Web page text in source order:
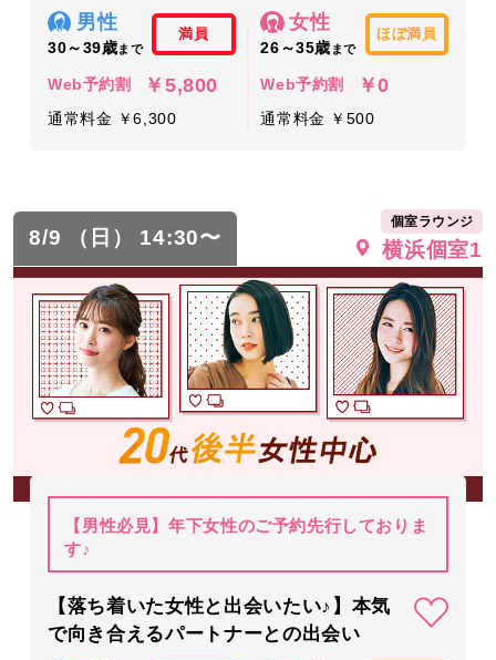
男性
30～39歳まで
満員
Web予約割 ￥5,800
通常料金 ￥6,300
女性
26～35歳 まで
ほぼ満員
Web予約割 ￥0
通常料金 ￥500
8/9 （日） 14:30〜
個室ラウンジ
横浜個室1
【男性必見】年下女性のご予約先行しておりま
す♪
【落ち着いた女性と出会いたい♪】本気
で向き合えるパートナーとの出会い